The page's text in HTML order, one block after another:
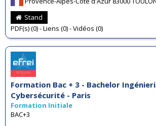
Stand
PDF(s) (0) - Liens (0) - Vidéos (0)
Formation Bac + 3 - Bachelor
Cybersécurité - Paris
Formation Initiale
BAC+3